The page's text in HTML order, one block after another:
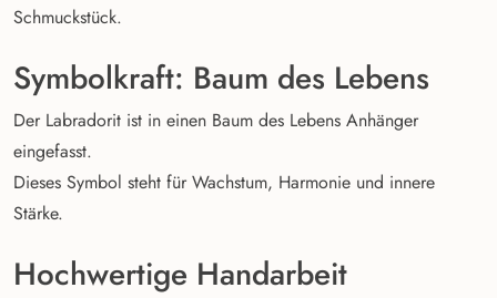
Schmuckstück.
Symbolkraft: Baum des Lebens
Der Labradorit ist in einen Baum des Lebens Anhänger
eingefasst.
Dieses Symbol steht für Wachstum, Harmonie und innere
Stärke.
Hochwertige Handarbeit